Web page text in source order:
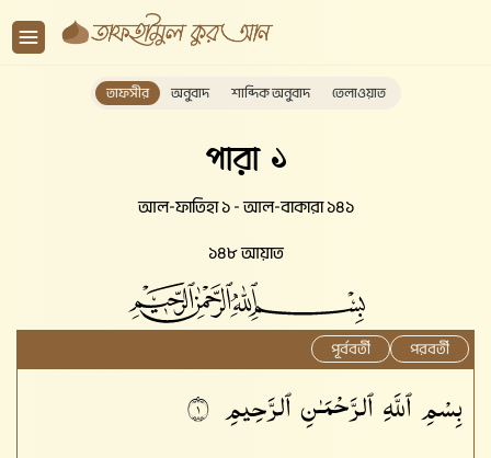
তাফসীর অনুবাদ শাব্দিক অনুবাদ তেলাওয়াত
পারা ১
আল-ফাতিহা ১ - আল-বাকারা ১৪১
১৪৮ আয়াত
পূর্ববর্তী পরবর্তী
بِسْمِ ٱللَّهِ ٱلرَّحْمَـٰنِ ٱلرَّحِيمِ ١